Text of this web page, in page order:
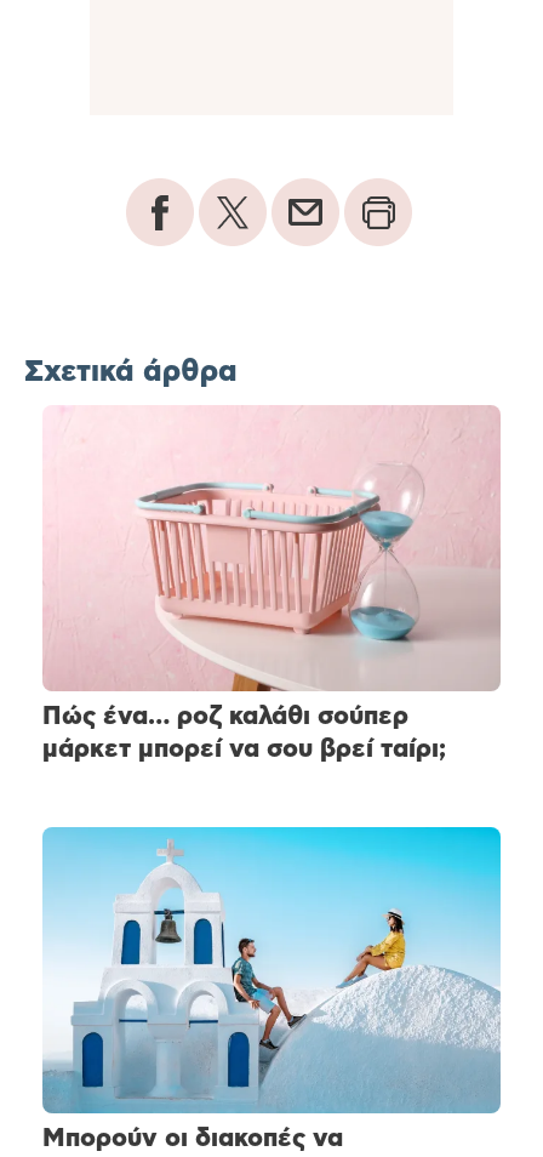
Σχετικά άρθρα
Πώς ένα… ροζ καλάθι σούπερ
μάρκετ μπορεί να σου βρεί ταίρι;
Μπορούν οι διακοπές να